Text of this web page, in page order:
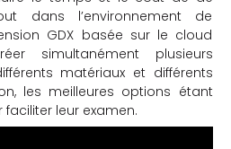
dans l’environnement de
GDX basée sur le cloud
simultanément plusieurs
matériaux et différents
les meilleures options étant
leur examen.